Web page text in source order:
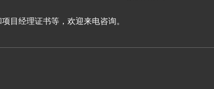
目经理证书等，欢迎来电咨询。